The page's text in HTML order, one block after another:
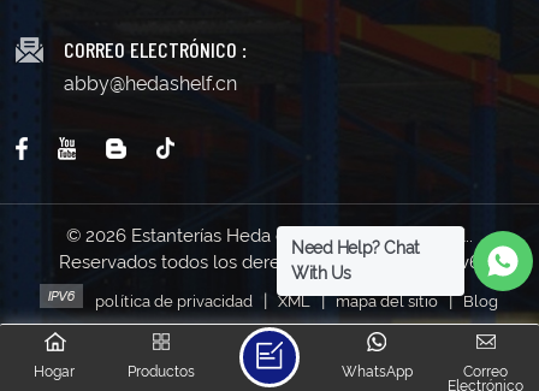
CORREO ELECTRÓNICO :
abby@hedashelf.cn
© 2026 Estanterías Heda de Guangzhou Co., Ltd..
Reservados todos los derechos . | Soporta red IPv6
política de privacidad | XML | mapa del sitio | Blog
Hogar Productos
Correo
Electrónico
WhatsApp
Need Help? Chat
With Us